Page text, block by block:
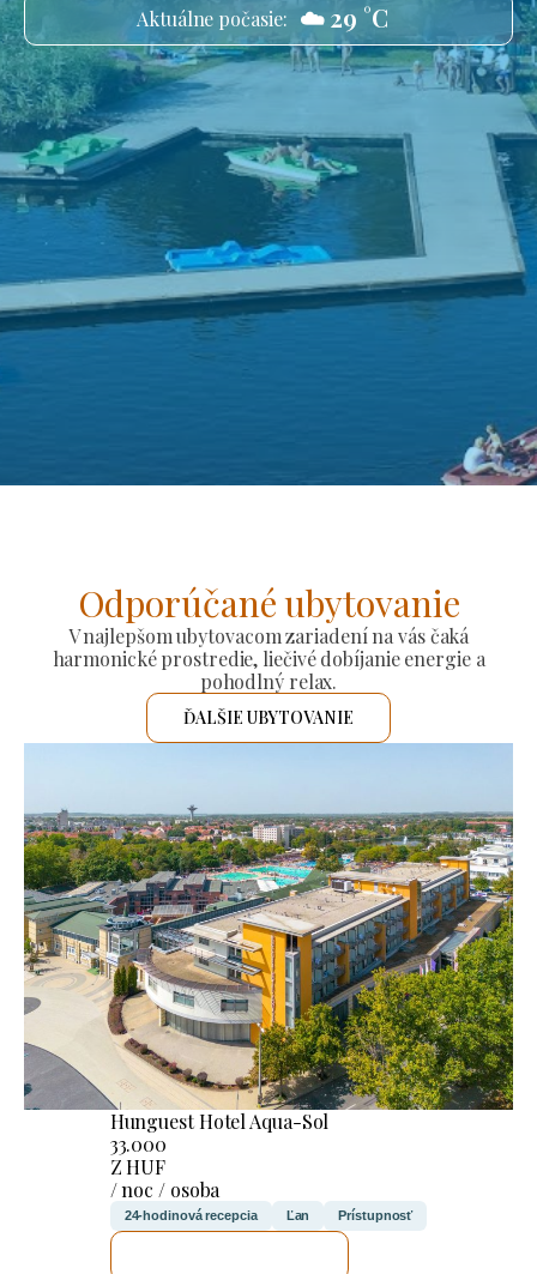
Aktuálne počasie: ☁️ 29 °C
Odporúčané ubytovanie
V najlepšom ubytovacom zariadení na vás čaká
harmonické prostredie, liečivé dobíjanie energie a
pohodlný relax.
ĎALŠIE UBYTOVANIE
Hunguest Hotel Aqua-Sol
33.000
Z HUF
/ noc / osoba
24-hodinová recepcia Ľan Prístupnosť